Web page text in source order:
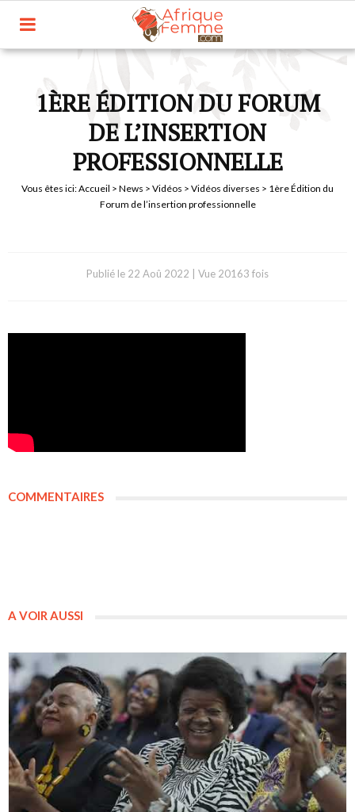
1ÈRE ÉDITION DU FORUM
DE L’INSERTION
PROFESSIONNELLE
Vous êtes ici:Accueil > News > Vidéos > Vidéos diverses > 1ère Édition du
Forum de l’insertion professionnelle
Publié le 22 Aoû 2022 Vue 20163 fois
COMMENTAIRES
A VOIR AUSSI